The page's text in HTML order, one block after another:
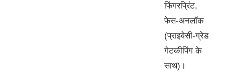
फिंगरप्रिंट,
फेस-अनलॉक
(प्राइवेसी-ग्रेड
गेटकीपिंग के
साथ)।